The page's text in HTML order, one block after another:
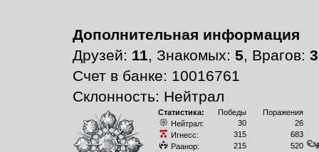
Дополнительная информация
Друзей: 11, Знакомых: 5, Врагов: 3
Счет в банке: 10016761
Склонность: Нейтрал
Статистика: Победы
Поражения
Нейтрал:
30
26
Игнесс:
315
683
Раанор:
215
520